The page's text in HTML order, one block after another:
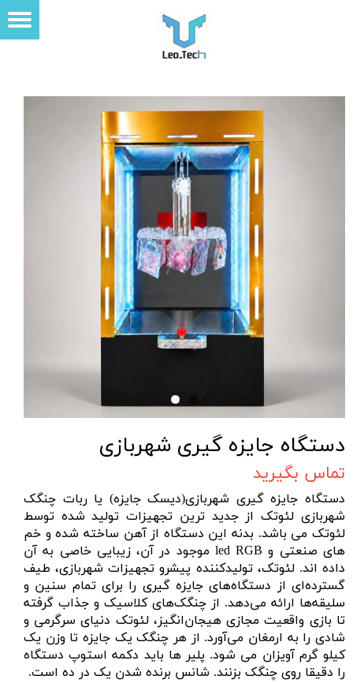
دستگاه جایزه گیری شهربازی
تماس بگیرید
دستگاه جایزه گیری شهربازی(دیسک جایزه) یا ربات چنگک
شهربازی لئوتک از جدید ترین تجهیزات تولید شده توسط
لئوتک می باشد. بدنه این دستگاه از آهن ساخته شده و خم
های صنعتی و led RGB موجود در آن، زیبایی خاصی به آن
داده اند. لئوتک، تولیدکننده پیشرو تجهیزات شهربازی، طیف
گسترده‌ای از دستگاه‌های جایزه ‌گیری را برای تمام سنین و
سلیقه‌ها ارائه می‌دهد. از چنگک‌های کلاسیک و جذاب گرفته
تا بازی واقعیت مجازی هیجان‌انگیز، لئوتک دنیای سرگرمی و
شادی را به ارمغان می‌آورد. از هر چنگک یک جایزه تا وزن یک
کیلو گرم آویزان می شود. پلیر ها باید دکمه استوپ دستگاه
را دقیقا روی چنگک بزنند. شانس برنده شدن یک در ده است.